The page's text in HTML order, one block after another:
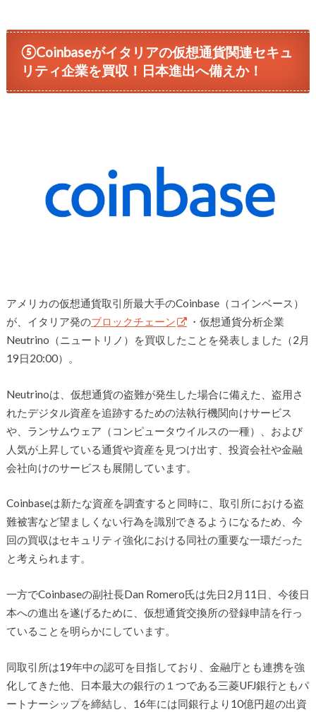
⑤Coinbaseがイタリアの仮想通貨関連セキュ
リティ企業を買収！日本進出へ備えか！
アメリカの仮想通貨取引所最大手のCoinbase（コインベース）
が、イタリア発のブロックチェーン
・仮想通貨分析企業
Neutrino（ニュートリノ）を買収したことを発表しました（2月
19日20:00）。
Neutrinoは、仮想通貨の盗難が発生した場合に備えた、盗用さ
れたデジタル資産を追跡するための法執行機関向けサービス
や、ランサムウェア（コンピュータウイルスの一種）、および
人気が上昇している通貨や資産を見つけ出す、投資会社や金融
会社向けのサービスも展開しています。
Coinbaseは新たな資産を調査すると同時に、取引所における盗
難被害など望ましくない行為を識別できるようになるため、今
回の買収はセキュリティ強化における同社の重要な一環だった
と考えられます。
一方でCoinbaseの副社長Dan Romero氏は先日2月11日、今後日
本への進出を遂げるために、仮想通貨交換所の登録申請を行っ
ていることを明らかにしています。
同取引所は19年中の認可を目指しており、金融庁とも連携を強
化してきた他、日本最大の銀行の１つである三菱UFJ銀行ともパ
ートナーシップを締結し、16年には同銀行より10億円超の出資